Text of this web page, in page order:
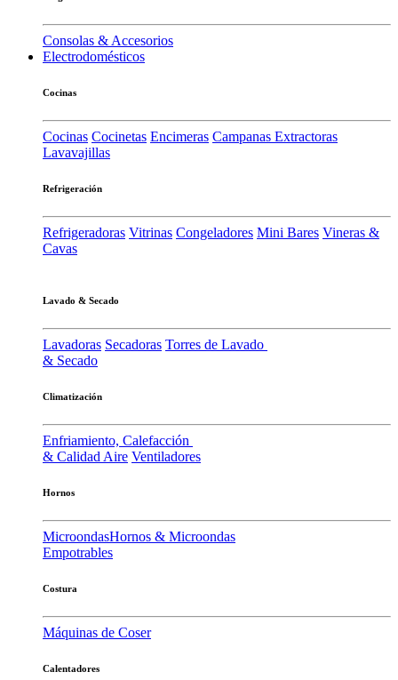
Consolas & Accesorios
Electrodomésticos
Cocinas
Cocinas Cocinetas Encimeras Campanas Extractoras
Lavavajillas
Refrigeración
Refrigeradoras Vitrinas Congeladores Mini Bares Vineras &
Cavas
Lavado & Secado
Lavadoras Secadoras Torres de Lavado
& Secado
Climatización
Enfriamiento, Calefacción
& Calidad Aire Ventiladores
Hornos
MicroondasHornos & Microondas
Empotrables
Costura
Máquinas de Coser
Calentadores